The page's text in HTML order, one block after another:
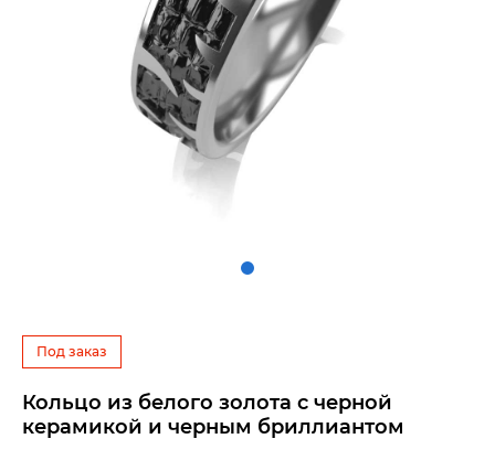
Под заказ
Кольцо из белого золота с черной
керамикой и черным бриллиантом